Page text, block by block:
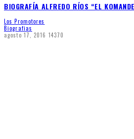
BIOGRAFÍA ALFREDO RÍOS “EL
Los Promotores
Biografias
agosto 17, 2016 14370